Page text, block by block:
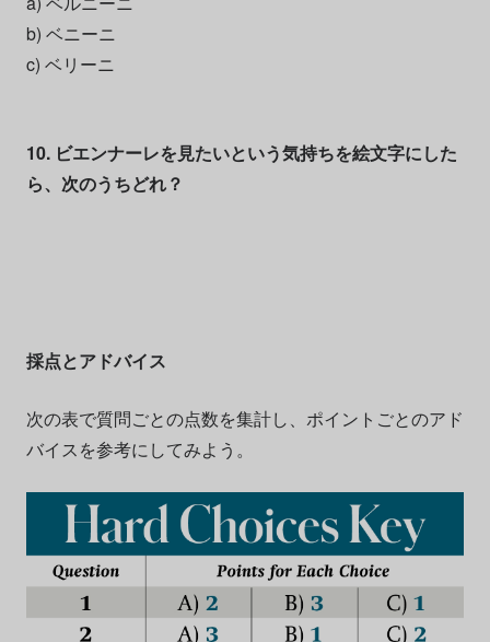
b) ベニーニ
c) ベリーニ
10. ビエンナーレを見たいという気持ちを絵文字にした
ら、次のうちどれ？
採点とアドバイス
次の表で質問ごとの点数を集計し、ポイントごとのアド
バイスを参考にしてみよう。